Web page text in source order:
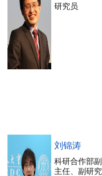
研究员
刘锦涛
科研合作部副
主任、副研究